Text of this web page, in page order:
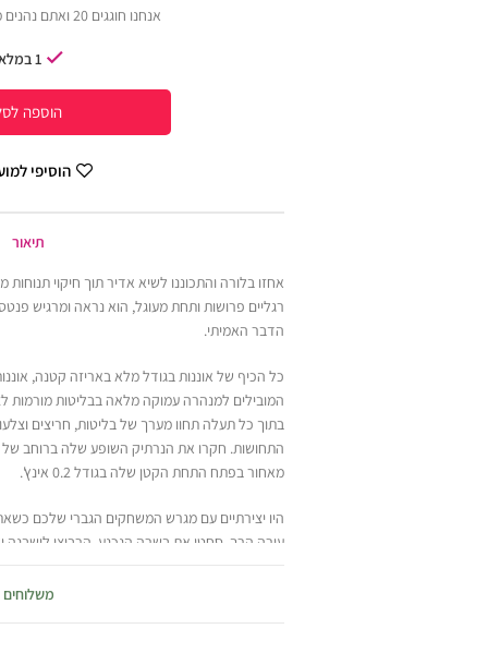
אנחנו חוגגים 20 ואתם נהנים ממחירים מגוחכים !
1 במלאי
הוספה
הוסיפי
תיאור
אחזו בלורה והתכוננו לשיא אדיר תוך חיקוי תנוחות
רגליים פרושות ותחת מעוגל, הוא נראה ומרגיש
הדבר האמיתי.
כל הכיף של אוננות בגודל מלא באריזה קטנה,
המובילים למנהרה עמוקה מלאה בבליטות מורמות
בתוך כל תעלה תחוו מערך של בליטות, חריצים
מאחור בפתח התחת הקטן שלה בגודל 0.2 אינץ'.
היו יצירתיים עם מגרש המשחקים הגברי שלכם
עורה הרך, סחטו את בשרה הנכנע, הרביצו לישבנה
כדי לשפר את התחושה הריאליסטית של החומרמשלוחים